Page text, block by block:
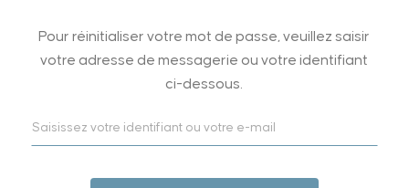
Pour réinitialiser votre mot de passe, veuillez saisir
votre adresse de messagerie ou votre identifiant
ci-dessous.